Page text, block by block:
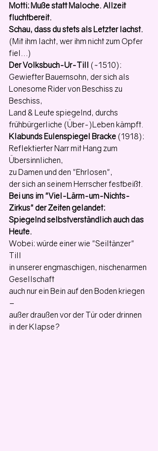
Motti: Muße statt Maloche. Allzeit
fluchtbereit.
Schau, dass du stets als Letzter lachst.
(Mit ihm lacht, wer ihm nicht zum Opfer
fiel…)
Der Volksbuch-Ur-Till (~1510):
Gewiefter Bauernsohn, der sich als
Lonesome Rider von Beschiss zu
Beschiss,
Land & Leute spiegelnd, durchs
frühbürgerliche (Über-)Leben kämpft.
Klabunds Eulenspiegel Bracke (1918):
Reflektierter Narr mit Hang zum
Übersinnlichen,
zu Damen und den "Ehrlosen",
der sich an seinem Herrscher festbeißt.
Bei uns im "Viel-Lärm-um-Nichts-
Zirkus" der Zeiten gelandet:
Spiegelnd selbstverständlich auch das
Heute.
Wobei: würde einer wie "Seiltänzer"
Till
in unserer engmaschigen, nischenarmen
Gesellschaft
auch nur ein Bein auf den Boden kriegen
–
außer draußen vor der Tür oder drinnen
in der Klapse?